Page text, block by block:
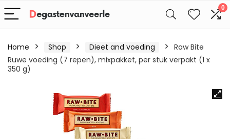
0
Home Shop Dieet and voeding
Raw Bite
Ruwe voeding (7 repen), mixpakket, per stuk verpakt (1 x
350 g)